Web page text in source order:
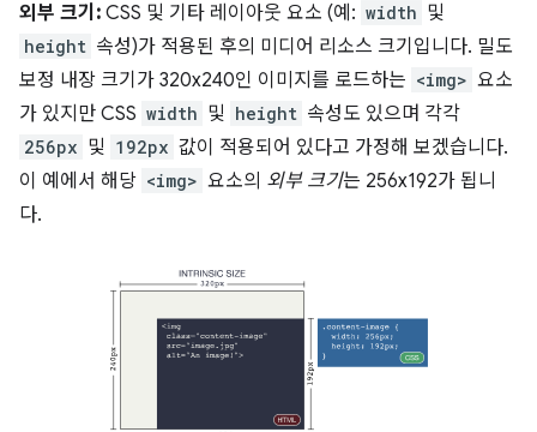
외부 크기: CSS 및 기타 레이아웃 요소 (예: width 및
height 속성)가 적용된 후의 미디어 리소스 크기입니다. 밀도
보정 내장 크기가 320x240인 이미지를 로드하는 <img> 요소
가 있지만 CSS width 및 height 속성도 있으며 각각
256px 및 192px 값이 적용되어 있다고 가정해 보겠습니다.
이 예에서 해당 <img> 요소의 외부 크기는 256x192가 됩니
다.